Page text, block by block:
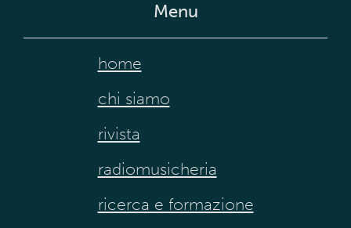
Menu
home
chi siamo
rivista
radiomusicheria
ricerca e formazione